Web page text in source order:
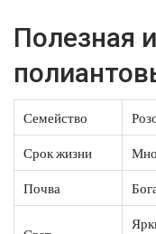
Полезная
Семейство
Срок жизни
Почва